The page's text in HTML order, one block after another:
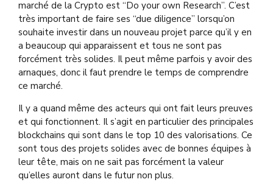
marché de la Crypto est “Do your own Research”. C’est
très important de faire ses “due diligence” lorsqu’on
souhaite investir dans un nouveau projet parce qu’il y en
a beaucoup qui apparaissent et tous ne sont pas
forcément très solides. Il peut même parfois y avoir des
arnaques, donc il faut prendre le temps de comprendre
ce marché.
Il y a quand même des acteurs qui ont fait leurs preuves
et qui fonctionnent. Il s’agit en particulier des principales
blockchains qui sont dans le top 10 des valorisations. Ce
sont tous des projets solides avec de bonnes équipes à
leur tête, mais on ne sait pas forcément la valeur
qu’elles auront dans le futur non plus.